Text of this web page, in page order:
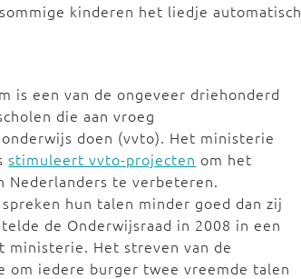
kinderen het liedje automatisch
is een van de ongeveer driehonderd
die aan vroeg
doen (vvto). Het ministerie
stimuleert vvto-projecten om het
Nederlanders te verbeteren.
hun talen minder goed dan zij
de Onderwijsraad in 2008 in een
ministerie. Het streven van de
om iedere burger twee vreemde talen